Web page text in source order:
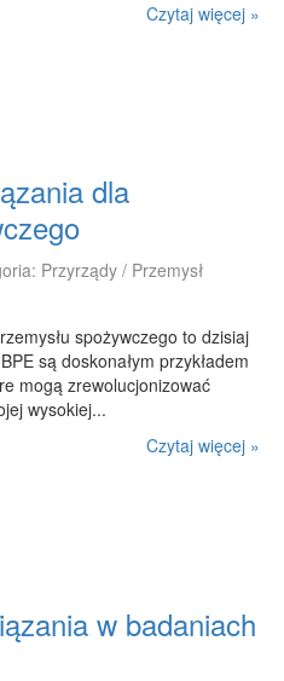
Czytaj więcej »
dla
Przyrządy / Przemysł
spożywczego to dzisiaj
są doskonałym przykładem
mogą zrewolucjonizować
wysokiej...
Czytaj więcej »
w badaniach